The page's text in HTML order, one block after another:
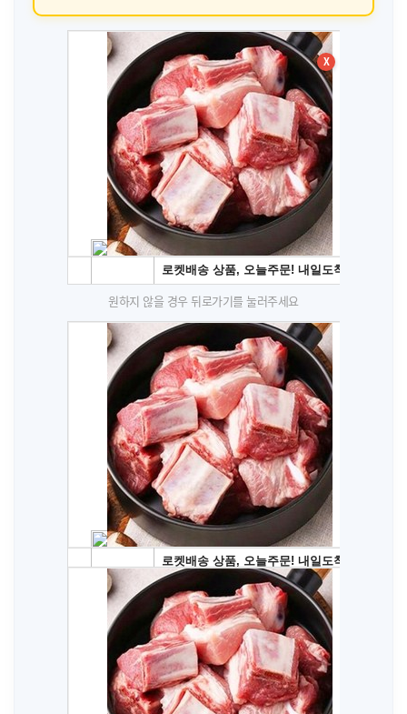
X
원하지 않을 경우 뒤로가기를 눌러주세요